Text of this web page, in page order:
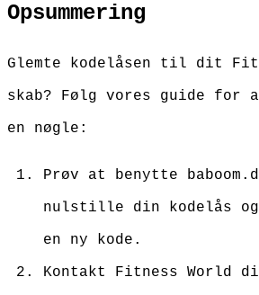
Opsummering
Glemte kodelåsen til dit
skab? Følg vores guide for
en nøgle:
Prøv at benytte
nulstille din kodelås og
en ny kode.
Kontakt Fitness World